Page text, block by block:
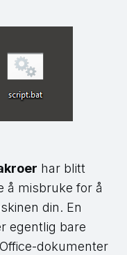
har blitt
å misbruke for å
din. En
egentlig bare
dokumenter